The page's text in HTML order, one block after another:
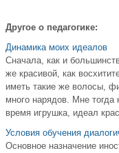
Другое о педагогике:
Динамика моих идеалов
Сначала, как и
же красивой, как
иметь такие же волосы,
много нарядов. Мне тогда
время игрушка, идеал
Условия обучения
Основное назначение